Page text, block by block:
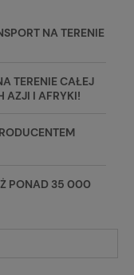
NA TERENIE
TERENIE CAŁEJ
AZJI I AFRYKI!
PONAD 35 000